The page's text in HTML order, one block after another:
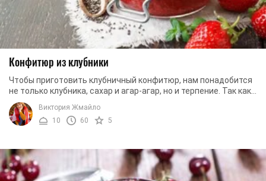
Конфитюр из клубники
Чтобы приготовить клубничный конфитюр, нам понадобится
не только клубника, сахар и агар-агар, но и терпение. Так как
это достаточно долгий процесс, ...
Виктория Жмайло
10
60 5